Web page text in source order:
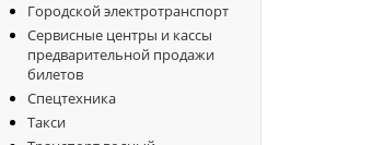
Городской электротранспорт
Сервисные центры и кассы
предварительной продажи
билетов
Спецтехника
Такси